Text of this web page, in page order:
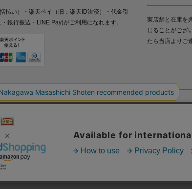
払い）・楽天ペイ（旧：楽天ID決済）・代金引
銀行振込・LINE Pay)がご利用になれます。
実店舗と在庫を
じることがござ
たら当店よりご
プライバシーポリシー
おける閲覧履歴・属性情報などの取得および利便性向上の